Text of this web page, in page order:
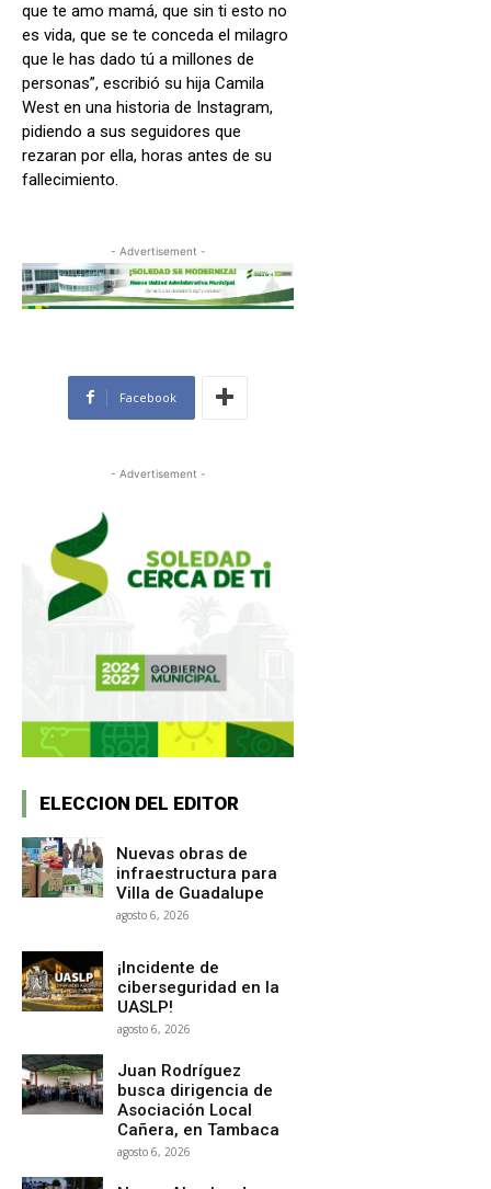
que te amo mamá, que sin ti esto no
es vida, que se te conceda el milagro
que le has dado tú a millones de
personas”, escribió su hija Camila
West en una historia de Instagram,
pidiendo a sus seguidores que
rezaran por ella, horas antes de su
fallecimiento.
- Advertisement -
Facebook
- Advertisement -
ELECCION DEL EDITOR
Nuevas obras de
infraestructura para
Villa de Guadalupe
agosto 6, 2026
¡Incidente de
ciberseguridad en la
UASLP!
agosto 6, 2026
Juan Rodríguez
busca dirigencia de
Asociación Local
Cañera, en Tambaca
agosto 6, 2026